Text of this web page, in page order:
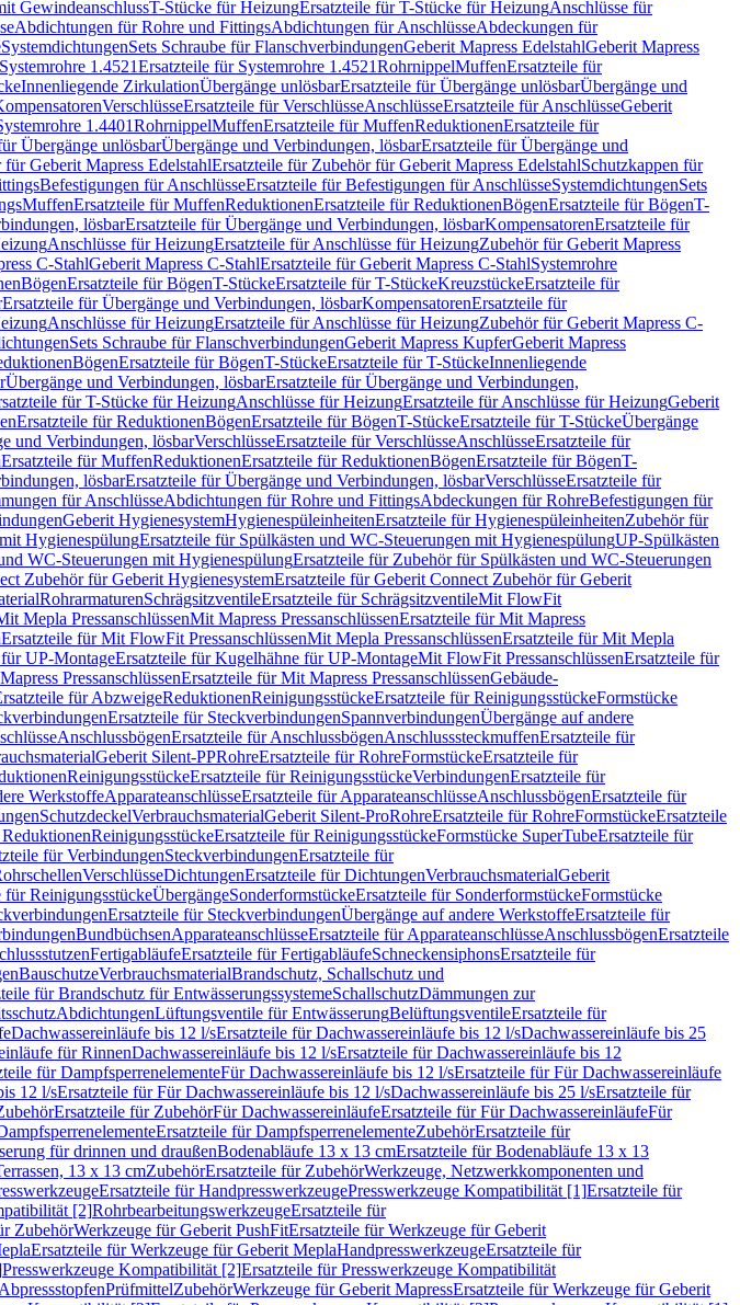
GewindeanschlussT-Stücke für HeizungErsatzteile für T-Stücke für HeizungAnschlüsse für
Abdichtungen für Rohre und FittingsAbdichtungen für AnschlüsseAbdeckungen für
SystemdichtungenSets Schraube für FlanschverbindungenGeberit Mapress EdelstahlGeberit Mapress
Systemrohre 1.4521Ersatzteile für Systemrohre 1.4521RohrnippelMuffenErsatzteile für
Innenliegende ZirkulationÜbergänge unlösbarErsatzteile für Übergänge unlösbarÜbergänge und
VerschlüsseErsatzteile für VerschlüsseAnschlüsseErsatzteile für AnschlüsseGeberit
1.4401RohrnippelMuffenErsatzteile für MuffenReduktionenErsatzteile für
Übergänge unlösbarÜbergänge und Verbindungen, lösbarErsatzteile für Übergänge und
für Geberit Mapress EdelstahlErsatzteile für Zubehör für Geberit Mapress EdelstahlSchutzkappen für
Befestigungen für AnschlüsseErsatzteile für Befestigungen für AnschlüsseSystemdichtungenSets
MuffenErsatzteile für MuffenReduktionenErsatzteile für ReduktionenBögenErsatzteile für BögenT-
lösbarErsatzteile für Übergänge und Verbindungen, lösbarKompensatorenErsatzteile für
Anschlüsse für HeizungErsatzteile für Anschlüsse für HeizungZubehör für Geberit Mapress
C-StahlGeberit Mapress C-StahlErsatzteile für Geberit Mapress C-StahlSystemrohre
BögenErsatzteile für BögenT-StückeErsatzteile für T-StückeKreuzstückeErsatzteile für
Ersatzteile für Übergänge und Verbindungen, lösbarKompensatorenErsatzteile für
Anschlüsse für HeizungErsatzteile für Anschlüsse für HeizungZubehör für Geberit Mapress C-
Sets Schraube für FlanschverbindungenGeberit Mapress KupferGeberit Mapress
BögenErsatzteile für BögenT-StückeErsatzteile für T-StückeInnenliegende
Übergänge und Verbindungen, lösbarErsatzteile für Übergänge und Verbindungen,
für T-Stücke für HeizungAnschlüsse für HeizungErsatzteile für Anschlüsse für HeizungGeberit
Ersatzteile für ReduktionenBögenErsatzteile für BögenT-StückeErsatzteile für T-StückeÜbergänge
und Verbindungen, lösbarVerschlüsseErsatzteile für VerschlüsseAnschlüsseErsatzteile für
Ersatzteile für MuffenReduktionenErsatzteile für ReduktionenBögenErsatzteile für BögenT-
lösbarErsatzteile für Übergänge und Verbindungen, lösbarVerschlüsseErsatzteile für
für AnschlüsseAbdichtungen für Rohre und FittingsAbdeckungen für RohreBefestigungen für
Geberit HygienesystemHygienespüleinheitenErsatzteile für HygienespüleinheitenZubehör für
HygienespülungErsatzteile für Spülkästen und WC-Steuerungen mit HygienespülungUP-Spülkästen
WC-Steuerungen mit HygienespülungErsatzteile für Zubehör für Spülkästen und WC-Steuerungen
Zubehör für Geberit HygienesystemErsatzteile für Geberit Connect Zubehör für Geberit
RohrarmaturenSchrägsitzventileErsatzteile für SchrägsitzventileMit FlowFit
Mepla PressanschlüssenMit Mapress PressanschlüssenErsatzteile für Mit Mapress
Ersatzteile für Mit FlowFit PressanschlüssenMit Mepla PressanschlüssenErsatzteile für Mit Mepla
UP-MontageErsatzteile für Kugelhähne für UP-MontageMit FlowFit PressanschlüssenErsatzteile für
PressanschlüssenErsatzteile für Mit Mapress PressanschlüssenGebäude-
für AbzweigeReduktionenReinigungsstückeErsatzteile für ReinigungsstückeFormstücke
Ersatzteile für SteckverbindungenSpannverbindungenÜbergänge auf andere
AnschlussbögenErsatzteile für AnschlussbögenAnschlusssteckmuffenErsatzteile für
Geberit Silent-PPRohreErsatzteile für RohreFormstückeErsatzteile für
ReinigungsstückeErsatzteile für ReinigungsstückeVerbindungenErsatzteile für
WerkstoffeApparateanschlüsseErsatzteile für ApparateanschlüsseAnschlussbögenErsatzteile für
SchutzdeckelVerbrauchsmaterialGeberit Silent-ProRohreErsatzteile für RohreFormstückeErsatzteile
ReinigungsstückeErsatzteile für ReinigungsstückeFormstücke SuperTubeErsatzteile für
für VerbindungenSteckverbindungenErsatzteile für
VerschlüsseDichtungenErsatzteile für DichtungenVerbrauchsmaterialGeberit
für ReinigungsstückeÜbergängeSonderformstückeErsatzteile für SonderformstückeFormstücke
Ersatzteile für SteckverbindungenÜbergänge auf andere WerkstoffeErsatzteile für
BundbüchsenApparateanschlüsseErsatzteile für ApparateanschlüsseAnschlussbögenErsatzteile
FertigabläufeErsatzteile für FertigabläufeSchneckensiphonsErsatzteile für
BauschutzeVerbrauchsmaterialBrandschutz, Schallschutz und
für Brandschutz für EntwässerungssystemeSchallschutzDämmungen zur
AbdichtungenLüftungsventile für EntwässerungBelüftungsventileErsatzteile für
Dachwassereinläufe bis 12 l/sErsatzteile für Dachwassereinläufe bis 12 l/sDachwassereinläufe bis 25
für RinnenDachwassereinläufe bis 12 l/sErsatzteile für Dachwassereinläufe bis 12
für DampfsperrenelementeFür Dachwassereinläufe bis 12 l/sErsatzteile für Für Dachwassereinläufe
12 l/sErsatzteile für Für Dachwassereinläufe bis 12 l/sDachwassereinläufe bis 25 l/sErsatzteile für
Ersatzteile für ZubehörFür DachwassereinläufeErsatzteile für Für DachwassereinläufeFür
Ersatzteile für DampfsperrenelementeZubehörErsatzteile für
für drinnen und draußenBodenabläufe 13 x 13 cmErsatzteile für Bodenabläufe 13 x 13
13 x 13 cmZubehörErsatzteile für ZubehörWerkzeuge, Netzwerkkomponenten und
Ersatzteile für HandpresswerkzeugePresswerkzeuge Kompatibilität [1]Ersatzteile für
[2]RohrbearbeitungswerkzeugeErsatzteile für
ZubehörWerkzeuge für Geberit PushFitErsatzteile für Werkzeuge für Geberit
Ersatzteile für Werkzeuge für Geberit MeplaHandpresswerkzeugeErsatzteile für
Presswerkzeuge Kompatibilität [2]Ersatzteile für Presswerkzeuge Kompatibilität
PrüfmittelZubehörWerkzeuge für Geberit MapressErsatzteile für Werkzeuge für Geberit